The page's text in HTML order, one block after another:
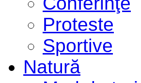
Proteste
Sportive
Natură